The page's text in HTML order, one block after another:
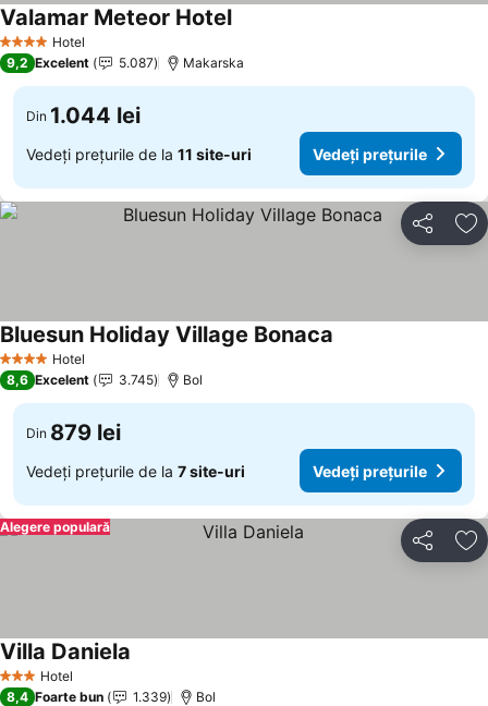
4 Stele Hotel
Valamar Meteor Hotel
9,2 Excelent 5.087 Makarska
Din 1.044 lei
Vedeți prețurile de la 11 site-uri Vedeți prețurile
Distribuiți
4 Stele Hotel
Bluesun Holiday Village Bonaca
8,6 Excelent 3.745 Bol
Din 879 lei
Vedeți prețurile de la 7 site-uri Vedeți prețurile
Distribuiți
Alegere populară
3 SteleHotel
Villa Daniela
8,4 Foarte bun 1.339 Bol